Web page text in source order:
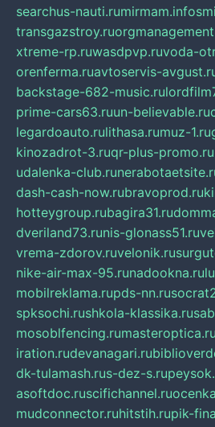
searchus-nauti.rumirmam.info
transgazstroy.ru
xtreme-rp.ruwasdpvp.ruvoda-
orenferma.ruavtoservis-
backstage-682-music.ru
prime-cars63.ruun-believable.ru
legardoauto.rulithasa.rumuz-1.ru
kinozadrot-3.ruqr-plus-promo.ru
udalenka-club.ru
dash-cash-now.rubravoprod.ru
hotteygroup.rubagira31.ru
dveriland73.runis-glonass51.ru
vrema-zdorov.ruvelonik.ru
nike-air-max-95.runadookna.ru
mobilreklama.rupds-nn.ru
spksochi.rushkola-klassika.ru
mosoblfencing.rumasteroptica.ru
iration.rudevanagari.ru
dk-tulamash.rus-dez-s.ru
asoftdoc.ruscifichannel.ru
mudconnector.ruhitstih.rupik-